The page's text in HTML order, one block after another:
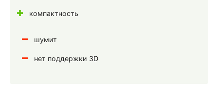
компактность
шумит
нет поддержки 3D